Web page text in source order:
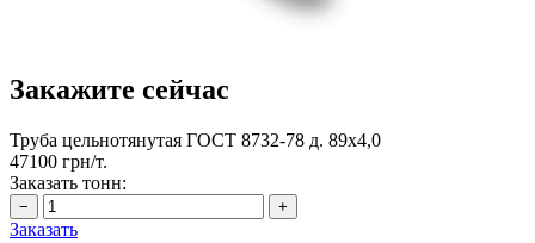
Закажите сейчас
Труба цельнотянутая ГОСТ 8732-78 д. 89х4,0
47100 грн/т.
Заказать тонн:
Заказать